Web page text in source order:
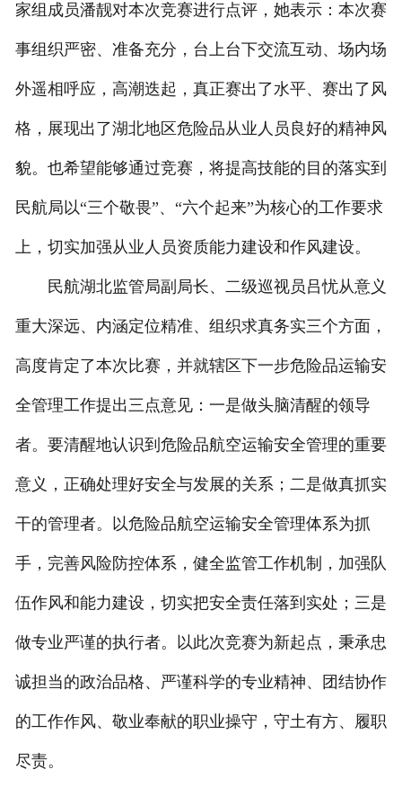
家组成员潘靓对本次竞赛进行点评，她表示：本次赛
事组织严密、准备充分，台上台下交流互动、场内场
外遥相呼应，高潮迭起，真正赛出了水平、赛出了风
格，展现出了湖北地区危险品从业人员良好的精神风
貌。也希望能够通过竞赛，将提高技能的目的落实到
民航局以“三个敬畏”、“六个起来”为核心的工作要求
上，切实加强从业人员资质能力建设和作风建设。
民航湖北监管局副局长、二级巡视员吕忧从意义
重大深远、内涵定位精准、组织求真务实三个方面，
高度肯定了本次比赛，并就辖区下一步危险品运输安
全管理工作提出三点意见：一是做头脑清醒的领导
者。要清醒地认识到危险品航空运输安全管理的重要
意义，正确处理好安全与发展的关系；二是做真抓实
干的管理者。以危险品航空运输安全管理体系为抓
手，完善风险防控体系，健全监管工作机制，加强队
伍作风和能力建设，切实把安全责任落到实处；三是
做专业严谨的执行者。以此次竞赛为新起点，秉承忠
诚担当的政治品格、严谨科学的专业精神、团结协作
的工作作风、敬业奉献的职业操守，守土有方、履职
尽责。